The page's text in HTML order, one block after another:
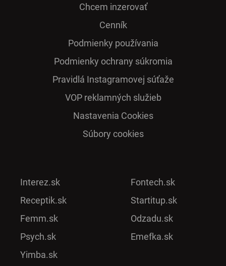
Chcem inzerovať
Cenník
Podmienky používania
Podmienky ochrany súkromia
Pra­vidlá Ins­ta­gra­mo­vej sú­ťaže
VOP reklamných služieb
Nastavenia Cookies
Súbory cookies
Interez.sk
Receptik.sk
Femm.sk
Psych.sk
Yimba.sk
Fontech.sk
Startitup.sk
Odzadu.sk
Emefka.sk